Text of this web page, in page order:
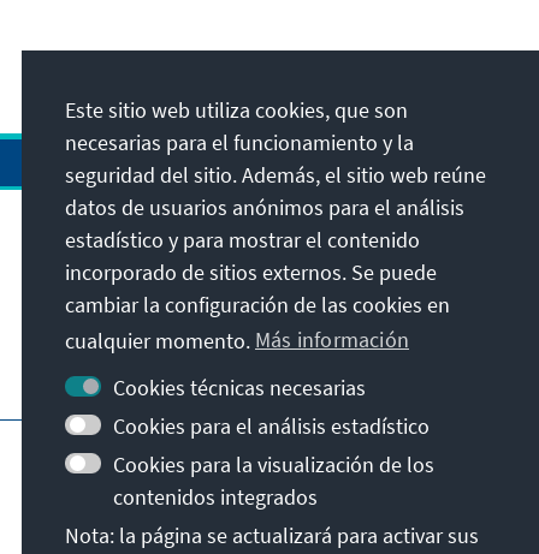
Dirección
Contacto
Visita también
Página principal de la KAS
Protección de datos
Condiciones de uso
Declaración sobre accesibilidad
Notificar barrera
Este sitio web utiliza cookies, que son
necesarias para el funcionamiento y la
seguridad del sitio. Además, el sitio web reúne
datos de usuarios anónimos para el análisis
estadístico y para mostrar el contenido
incorporado de sitios externos. Se puede
cambiar la configuración de las cookies en
cualquier momento. Más información
Cookies técnicas necesarias
Cookies para el análisis estadístico
Cookies para la visualización de los
contenidos integrados
Nota: la página se actualizará para activar sus